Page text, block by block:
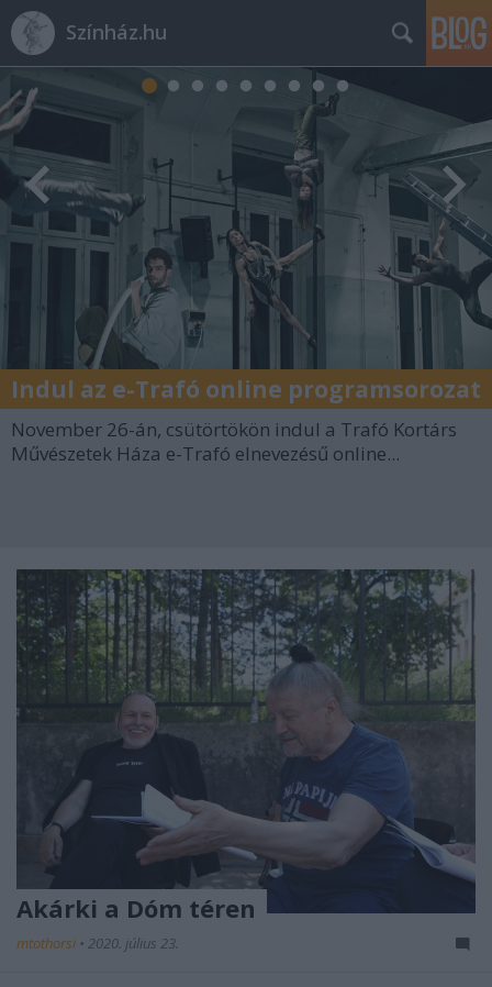
Színház.hu
Indul az e-Trafó online programsorozat
November 26-án, csütörtökön indul a Trafó Kortárs
Művészetek Háza e-Trafó elnevezésű online...
Akárki a Dóm téren
mtothorsi • 2020. július 23.